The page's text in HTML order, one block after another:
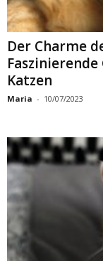
Der Charme
Katzen
Maria - 10/07/2023